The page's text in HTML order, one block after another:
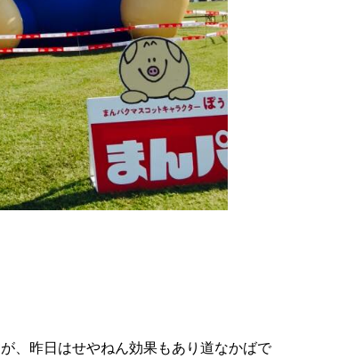
、昨日はせやねん効果もあり道なかばで